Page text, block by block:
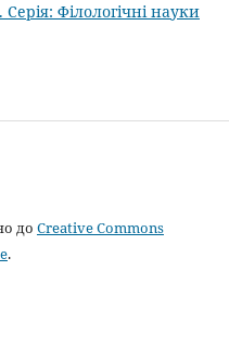
Філологічні науки
до Creative Commons
.